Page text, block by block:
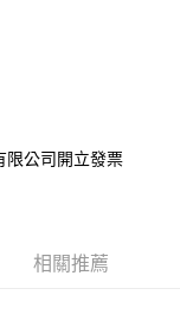
式。 讓您購物簡單
「AFTEE先享後付」
完成。
要取消訂單，請聯絡
限公司開立發票
相關推薦